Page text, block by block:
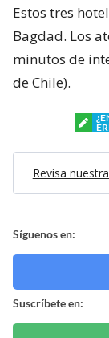
Estos tres
Bagdad. Los
minutos de
de Chile).
Revisa
Síguenos en:
Suscríbete en: